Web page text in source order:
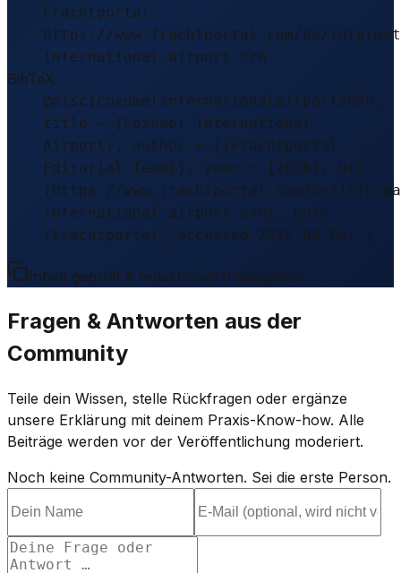
Frachtportal.
https://www.frachtportal.com/de/
international-airport-czm
BibTeX
@misc{cozumelinternationalairport2026,
title = {Cozumel International
Airport}, author = {{Frachtportal
Editorial Team}}, year = {2026}, url =
{https://www.frachtportal.com/de/
international-airport-czm}, note =
{Frachtportal, accessed 2026-08-09} }
Inhalt geprüft & redaktionell freigegeben.
Fragen & Antworten aus der
Community
Teile dein Wissen, stelle Rückfragen oder ergänze
unsere Erklärung mit deinem Praxis-Know-how. Alle
Beiträge werden vor der Veröffentlichung moderiert.
Noch keine Community-Antworten. Sei die erste Person.